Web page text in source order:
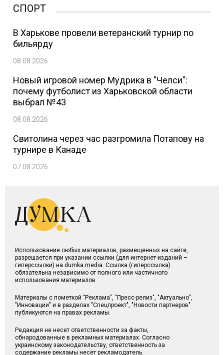
СПОРТ
В Харькове провели ветеранский турнир по
бильярду
08.08.2026
Новый игровой номер Мудрика в "Челси":
почему футболист из Харьковской области
выбрал №43
08.08.2026
Свитолина через час разгромила Потапову на
турнире в Канаде
07.08.2026
Использование любых материалов, размещенных на сайте,
разрешается при указании ссылки (для интернет-изданий –
гиперссылки) на dumka.media. Ссылка (гиперссылка)
обязательна независимо от полного или частичного
использования материалов.
Материалы с пометкой "Реклама", "Пресс-релиз", "Актуально",
"Инновации" и в разделах "Спецпроект", "Новости партнеров"
публикуются на правах рекламы.
Редакция не несет ответственности за факты,
обнародованные в рекламных материалах. Согласно
украинскому законодательству, ответственность за
содержание рекламы несет рекламодатель.